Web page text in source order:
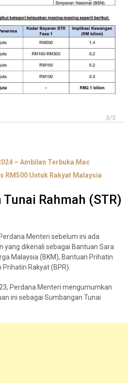
– Ambilan Terbuka Mac
RM500 Untuk Rakyat Malaysia
Rahmah (STR)
Menteri sebelum ini ada
yang dikenali sebagai Bantuan Sara
Malaysia (BKM), Bantuan Prihatin
Prihatin Rakyat (BPR).
Perdana Menteri mengumumkan
ini sebagai Sumbangan Tunai